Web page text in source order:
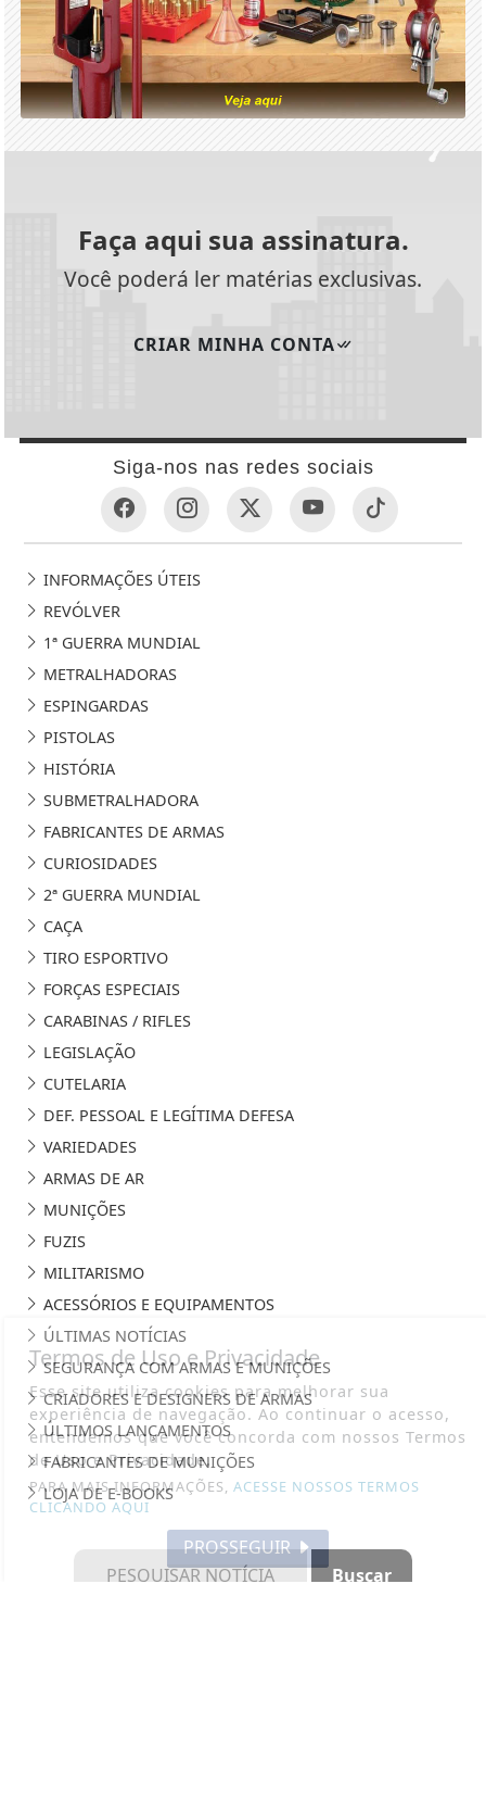
Faça aqui sua assinatura.
Você poderá ler matérias exclusivas.
CRIAR MINHA CONTA
Siga-nos nas redes sociais
INFORMAÇÕES ÚTEIS
REVÓLVER
1ª GUERRA MUNDIAL
METRALHADORAS
ESPINGARDAS
PISTOLAS
HISTÓRIA
SUBMETRALHADORA
FABRICANTES DE ARMAS
CURIOSIDADES
2ª GUERRA MUNDIAL
CAÇA
TIRO ESPORTIVO
FORÇAS ESPECIAIS
CARABINAS / RIFLES
LEGISLAÇÃO
CUTELARIA
DEF. PESSOAL E LEGÍTIMA DEFESA
VARIEDADES
ARMAS DE AR
MUNIÇÕES
FUZIS
MILITARISMO
ACESSÓRIOS E EQUIPAMENTOS
ÚLTIMAS NOTÍCIAS
SEGURANÇA COM ARMAS E MUNIÇÕES
CRIADORES E DESIGNERS DE ARMAS
ÚLTIMOS LANÇAMENTOS
FABRICANTES DE MUNIÇÕES
LOJA DE E-BOOKS
Termos de Uso e Privacidade
Esse site utiliza cookies para melhorar sua
experiência de navegação. Ao continuar o acesso,
entendemos que você concorda com nossos Termos
de Uso e Privacidade.
PARA MAIS INFORMAÇÕES, ACESSE NOSSOS TERMOS
CLICANDO AQUI
PROSSEGUIR